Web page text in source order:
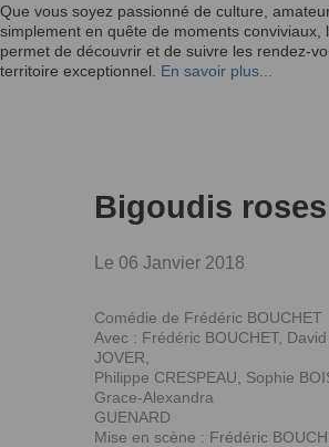
Que vous soyez passionné de culture,
simplement en quête de moments conviviaux,
permet de découvrir et de suivre les rendez-
territoire exceptionnel. En savoir plus...
Bigoudis roses
Le 06 Janvier 2018
Comédie de Frédéric BOUCHET
Avec : Frédéric BOUCHET,
JOVER,
Philippe CRESPEAU, Sophie
Grace-Alexandra
GUENARD
Mise en scène : Frédéric